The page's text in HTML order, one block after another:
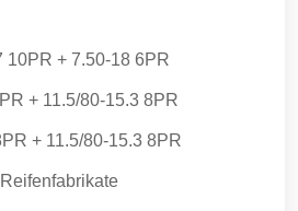
10PR + 7.50-18 6PR
+ 11.5/80-15.3 8PR
+ 11.5/80-15.3 8PR